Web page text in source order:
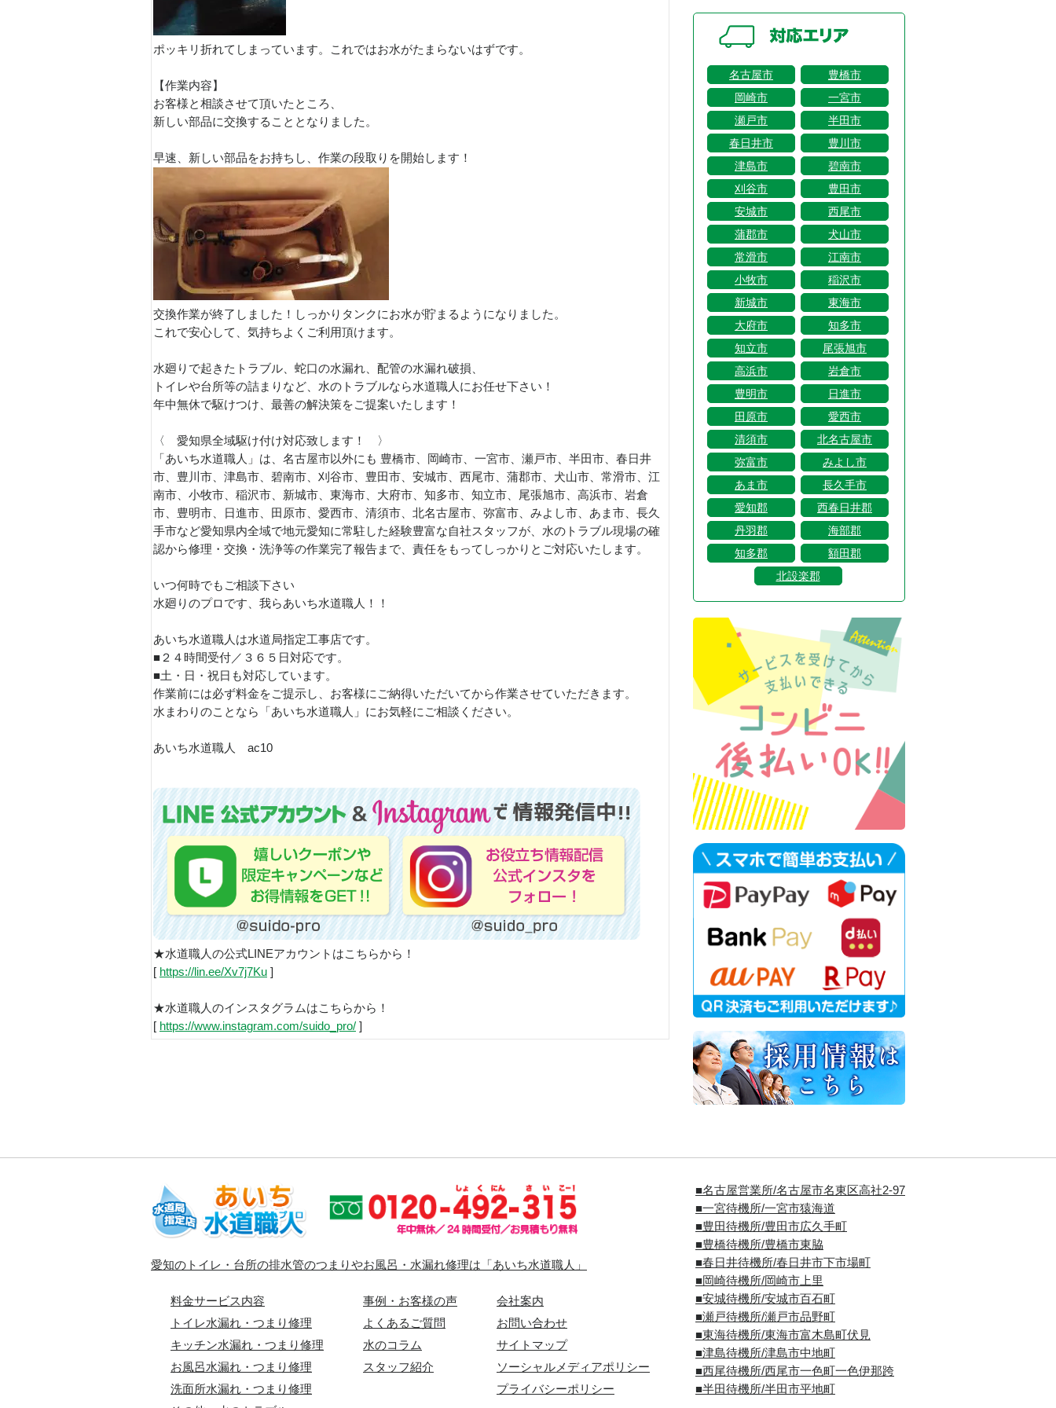
ポッキリ折れてしまっています。これではお水がたまらないはずです。
【作業内容】
お客様と相談させて頂いたところ、
新しい部品に交換することとなりました。
早速、新しい部品をお持ちし、作業の段取りを開始します！
交換作業が終了しました！しっかりタンクにお水が貯まるようになりました。
これで安心して、気持ちよくご利用頂けます。
水廻りで起きたトラブル、蛇口の水漏れ、配管の水漏れ破損、
トイレや台所等の詰まりなど、水のトラブルなら水道職人にお任せ下さい！
年中無休で駆けつけ、最善の解決策をご提案いたします！
〈 愛知県全域駆け付け対応致します！ 〉
「あいち水道職人」は、名古屋市以外にも 豊橋市、岡崎市、一宮市、瀬戸市、半田市、春日井
市、豊川市、津島市、碧南市、刈谷市、豊田市、安城市、西尾市、蒲郡市、犬山市、常滑市、江
南市、小牧市、稲沢市、新城市、東海市、大府市、知多市、知立市、尾張旭市、高浜市、岩倉
市、豊明市、日進市、田原市、愛西市、清須市、北名古屋市、弥富市、みよし市、あま市、長久
手市など愛知県内全域で地元愛知に常駐した経験豊富な自社スタッフが、水のトラブル現場の確
認から修理・交換・洗浄等の作業完了報告まで、責任をもってしっかりとご対応いたします。
いつ何時でもご相談下さい
水廻りのプロです、我らあいち水道職人！！
あいち水道職人は水道局指定工事店です。
■２４時間受付／３６５日対応です。
■土・日・祝日も対応しています。
作業前には必ず料金をご提示し、お客様にご納得いただいてから作業させていただきます。
水まわりのことなら「あいち水道職人」にお気軽にご相談ください。
あいち水道職人 ac10
★水道職人の公式LINEアカウントはこちらから！
[ https://lin.ee/Xv7j7Ku ]
★水道職人のインスタグラムはこちらから！
[ https://www.instagram.com/suido_pro/ ]
名古屋市
豊橋市
岡崎市
一宮市
瀬戸市
半田市
春日井市
豊川市
津島市
碧南市
刈谷市
豊田市
安城市
西尾市
蒲郡市
犬山市
常滑市
江南市
小牧市
稲沢市
新城市
東海市
大府市
知多市
知立市
尾張旭市
高浜市
岩倉市
豊明市
日進市
田原市
愛西市
清須市
北名古屋市
弥富市
みよし市
あま市
長久手市
愛知郡
西春日井郡
丹羽郡
海部郡
知多郡
額田郡
北設楽郡
愛知のトイレ・台所の排水管のつまりやお風呂・水漏れ修理は「あいち水道職人」
料金サービス内容
トイレ水漏れ・つまり修理
キッチン水漏れ・つまり修理
お風呂水漏れ・つまり修理
洗面所水漏れ・つまり修理
事例・お客様の声
よくあるご質問
水のコラム
スタッフ紹介
会社案内
お問い合わせ
サイトマップ
ソーシャルメディアポリシー
プライバシーポリシー
■名古屋営業所/名古屋市名東区高社2-97
■一宮待機所/一宮市猿海道
■豊田待機所/豊田市広久手町
■豊橋待機所/豊橋市東脇
■春日井待機所/春日井市下市場町
■岡崎待機所/岡崎市上里
■安城待機所/安城市百石町
■瀬戸待機所/瀬戸市品野町
■東海待機所/東海市富木島町伏見
■津島待機所/津島市中地町
■西尾待機所/西尾市一色町一色伊那跨
■半田待機所/半田市平地町